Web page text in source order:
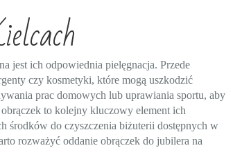
jest ich odpowiednia pielęgnacja. Przede
czy kosmetyki, które mogą uszkodzić
prac domowych lub uprawiania sportu, aby
to kolejny kluczowy element ich
środków do czyszczenia biżuterii dostępnych w
rozważyć oddanie obrączek do jubilera na